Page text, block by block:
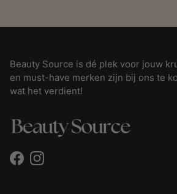
Beauty Source is dé plek voor jouw
en must-have merken zijn bij ons te
wat het verdient!
FacebookInstagram